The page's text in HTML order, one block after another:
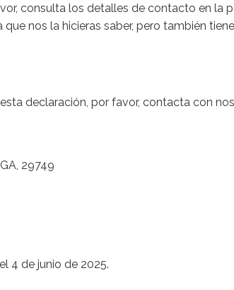
consulta los detalles de contacto en la
nos la hicieras saber, pero también
declaración, por favor, contacta con
29749
el 4 de junio de 2025.